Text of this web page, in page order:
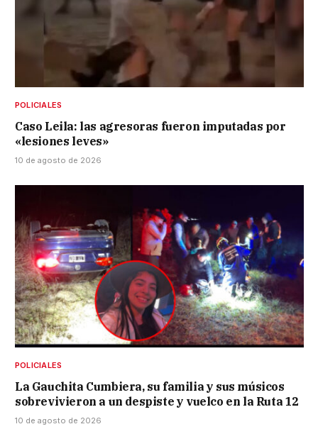
POLICIALES
Caso Leila: las agresoras fueron imputadas por
«lesiones leves»
10 de agosto de 2026
POLICIALES
La Gauchita Cumbiera, su familia y sus músicos
sobrevivieron a un despiste y vuelco en la Ruta 12
10 de agosto de 2026